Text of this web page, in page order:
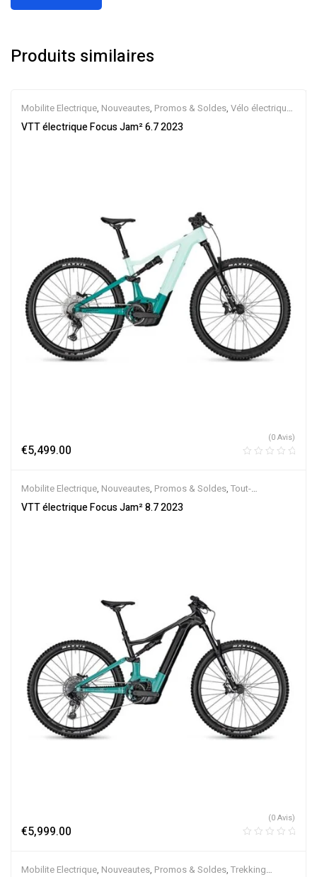
Produits similaires
Mobilite Electrique, Nouveautes, Promos & Soldes, Vélo électrique
ville,Velos Electriques,VTT Électriques
VTT électrique Focus Jam² 6.7 2023
€5,499.00
(0 Avis)
Mobilite Electrique, Nouveautes, Promos & Soldes, Tout-
Suspendus,Vélo électrique ville ,Velos Electriques
VTT électrique Focus Jam² 8.7 2023
€5,999.00
(0 Avis)
Mobilite Electrique, Nouveautes, Promos & Soldes, Trekking